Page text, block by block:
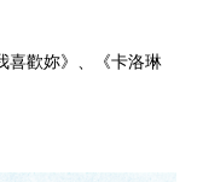
喜歡妳》、《卡洛琳